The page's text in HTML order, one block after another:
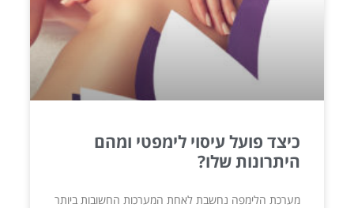
כיצד פועל עיסוי לימפטי ומהם
היתרונות שלו?
מערכת הלימפה נחשבת לאחת המערכות החשובות ביותר